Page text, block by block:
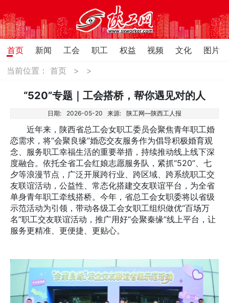
首页 新闻 工会 职工 权益 视频 文化
图片
当前位置：首页 > >
“520”专题｜工会搭桥，帮你遇见对的人
日期: 2026-05-20 来源: 陕工网—陕西工人报
近年来，陕西省总工会女职工委员会聚焦青年职工婚
恋需求，将“会聚良缘”婚恋交友服务作为倡导积极婚育观
念、服务职工幸福生活的重要举措，持续推动线上线下深
度融合。依托全省工会红娘志愿服务队，紧抓“520”、七
夕等浪漫节点，广泛开展跨行业、跨区域、跨系统职工交
友联谊活动，公益性、常态化搭建交友联谊平台，为全省
单身青年职工牵线搭桥。今年，省总工会女职委将以省级
示范活动为引领，带动各级工会女职工组织做优“百场万
名”职工交友联谊活动，推广用好“会聚秦缘”线上平台，让
服务更精准、更便捷、更贴心。